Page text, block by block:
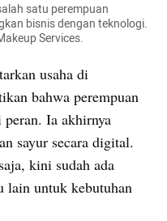
satu perempuan
bisnis dengan teknologi.
Services.
usaha di
bahwa perempuan
peran. Ia akhirnya
sayur secara digital.
kini sudah ada
lain untuk kebutuhan